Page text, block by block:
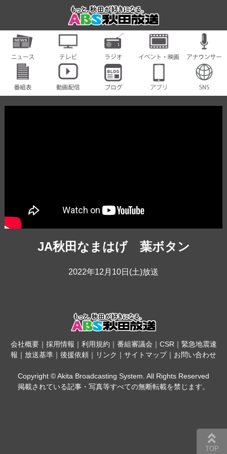
JA秋田なまはげ 葉ボタン
2022年12月10日(土)放送
会社概要｜ 採用情報 ｜ 利用規約 ｜ 番組審議会 ｜ CSR ｜ 緊急地震速
報 ｜ 放送基準 ｜ 後援依頼 ｜ リンク ｜ サイトマップ｜ お問い合わせ
Copyright © Akita Broadcasting System. All Rights Reserved
掲載されている記事・写真等すべての無断転載を禁じます。